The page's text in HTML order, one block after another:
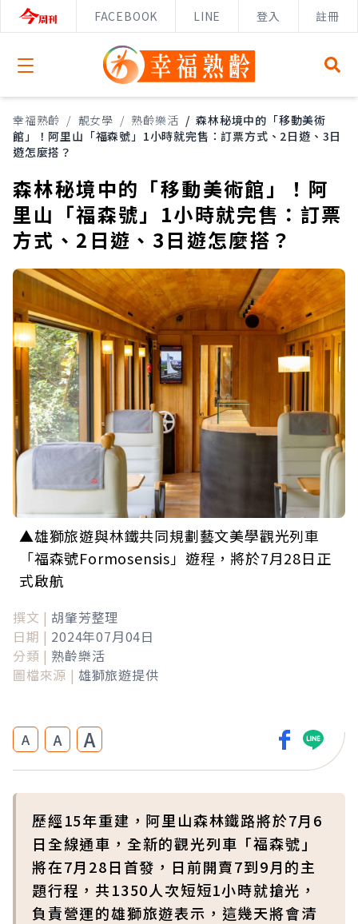
FACEBOOK LINE 登入 註冊
Open menu
幸福熟齡 / 靚女學 / 熟齡樂活 / 森林秘境中的「移動美術
館」！阿里山「福森號」1小時就完售：訂票方式、2日遊、3日
遊怎麼搭？
森林秘境中的「移動美術館」！阿
里山「福森號」1小時就完售：訂票
方式、2日遊、3日遊怎麼搭？
▲雄獅旅遊與林鐵共同規劃藝文美學觀光列車
「福森號Formosensis」遊程，將於7月28日正
式啟航
撰文 | 胡肇芳整理
日期 | 2024年07月04日
分類 | 熟齡樂活
圖檔來源 | 雄獅旅遊提供
A A A
歷經15年重建，阿里山森林鐵路將於7月6
日全線通車，全新的觀光列車「福森號」
將在7月28日首發，日前開賣7到9月的主
題行程，共1350人次短短1小時就搶光，
負責營運的雄獅旅遊表示，這幾天將會清